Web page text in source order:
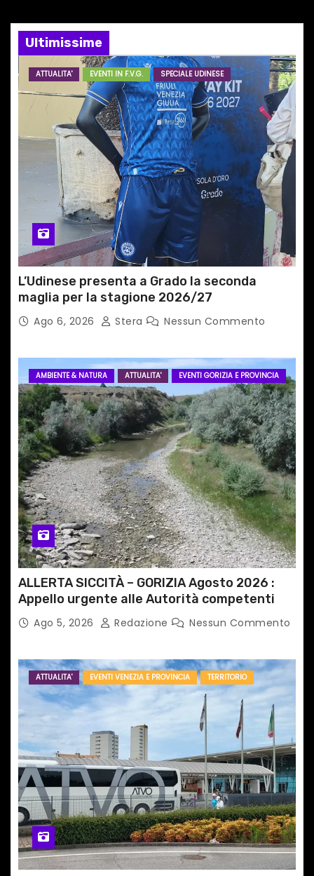
e
a
r
t
c
o
l
i
Ultimissime
ATTUALITA' EVENTI IN F.V.G. SPECIALE UDINESE
L’Udinese presenta a Grado la seconda
maglia per la stagione 2026/27
Ago 6, 2026 Stera Nessun Commento
AMBIENTE & NATURA ATTUALITA' EVENTI GORIZIA E PROVINCIA
ALLERTA SICCITÀ – GORIZIA Agosto 2026 :
Appello urgente alle Autorità competenti
Ago 5, 2026 Redazione Nessun Commento
ATTUALITA' EVENTI VENEZIA E PROVINCIA TERRITORIO